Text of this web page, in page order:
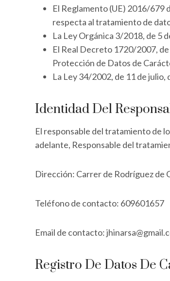
El Reglamento (UE) 2016/679
respecta al tratamiento de
La Ley Orgánica 3/2018, de 5
El Real Decreto 1720/2007,
Protección de Datos de
La Ley 34/2002, de 11 de
Identidad Del
El responsable del tratamiento de
adelante, Responsable del
Dirección: Carrer de Rodríguez de
Teléfono de contacto: 609601657
Email de contacto:
Registro De Datos De